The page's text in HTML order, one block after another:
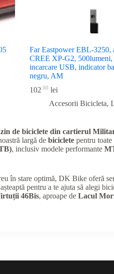
Far Eastpower EBL-3250,
CREE XP-G2,
incarcare USB, indicator
negru, AM
102 00 lei
Accesorii Bicicleta,
de biciclete din cartierul
largă de biciclete pentru
, inclusiv modele performante
în stare optimă, DK Bike oferă
pentru a te ajuta să alegi
46Bis, aproape de Lacul